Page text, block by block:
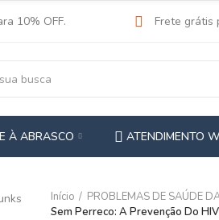
10% OFF. Frete grátis
À ABRASCO ATENDIMENTO
Início PROBLEMAS DE SAÚDE
Sem Perreco: A Prevenção Do